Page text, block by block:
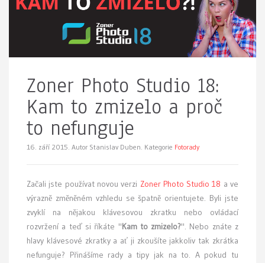
Zoner Photo Studio 18:
Kam to zmizelo a proč
to nefunguje
16. září 2015. Autor Stanislav Duben. Kategorie Fotorady
Začali jste používat novou verzi Zoner Photo Studio 18 a ve
výrazně změněném vzhledu se špatně orientujete. Byli jste
zvyklí na nějakou klávesovou zkratku nebo ovládací
rozvržení a teď si říkáte "Kam to zmizelo?". Nebo znáte z
hlavy klávesové zkratky a ať ji zkoušíte jakkoliv tak zkrátka
nefunguje? Přinášíme rady a tipy jak na to. A pokud tu